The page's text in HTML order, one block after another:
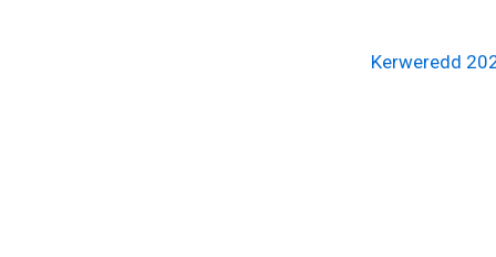
Kerweredd